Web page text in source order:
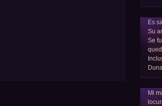
Es
Su
Se
Mi